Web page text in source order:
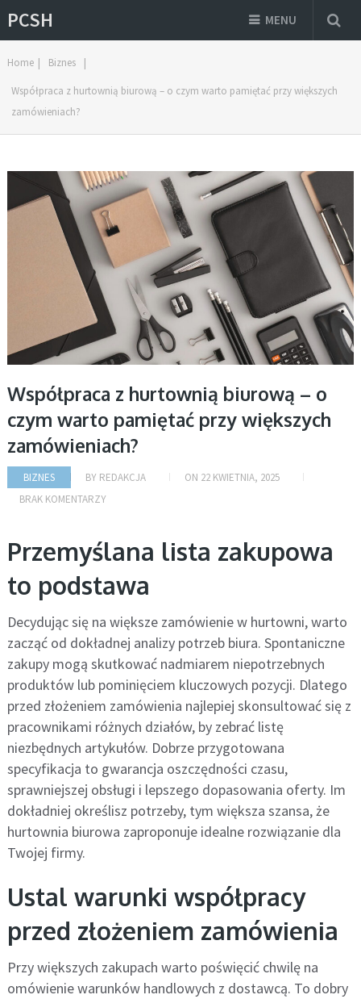
PCSH MENU
Home | Biznes |
Współpraca z hurtownią biurową – o czym warto pamiętać przy większych
zamówieniach?
Współpraca z hurtownią biurową – o
czym warto pamiętać przy większych
zamówieniach?
BIZNES BY REDAKCJA ON 22 KWIETNIA, 2025
BRAK KOMENTARZY
Przemyślana lista zakupowa
to podstawa
Decydując się na większe zamówienie w hurtowni, warto
zacząć od dokładnej analizy potrzeb biura. Spontaniczne
zakupy mogą skutkować nadmiarem niepotrzebnych
produktów lub pominięciem kluczowych pozycji. Dlatego
przed złożeniem zamówienia najlepiej skonsultować się z
pracownikami różnych działów, by zebrać listę
niezbędnych artykułów. Dobrze przygotowana
specyfikacja to gwarancja oszczędności czasu,
sprawniejszej obsługi i lepszego dopasowania oferty. Im
dokładniej określisz potrzeby, tym większa szansa, że
hurtownia biurowa zaproponuje idealne rozwiązanie dla
Twojej firmy.
Ustal warunki współpracy
przed złożeniem zamówienia
Przy większych zakupach warto poświęcić chwilę na
omówienie warunków handlowych z dostawcą. To dobry